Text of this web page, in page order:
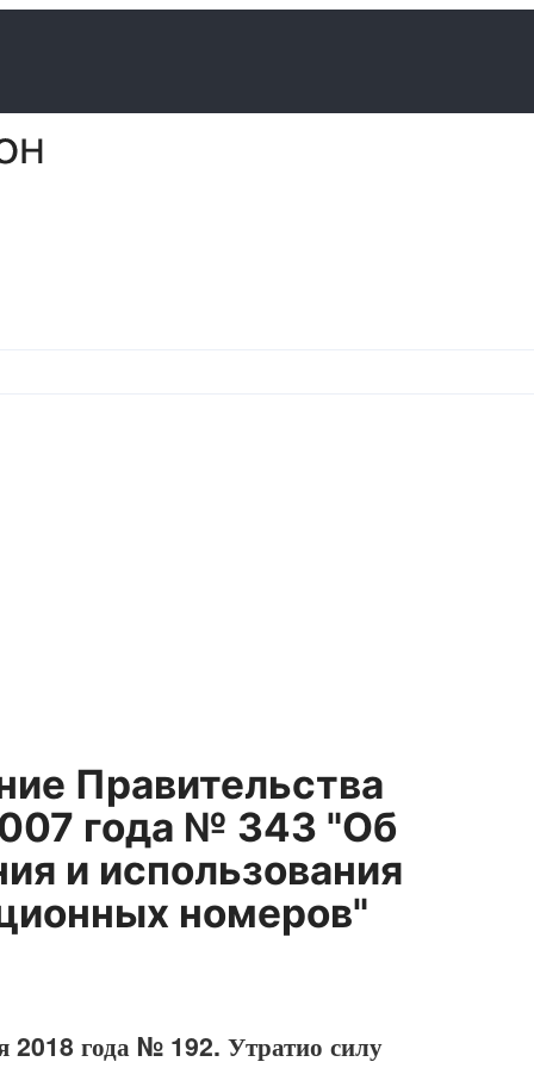
Правительства
года № 343 "Об
и использования
номеров"
2018 года № 192. Утратио силу